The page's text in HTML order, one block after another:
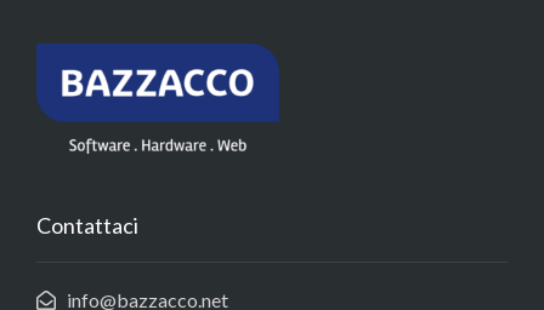
Contattaci
info@bazzacco.net